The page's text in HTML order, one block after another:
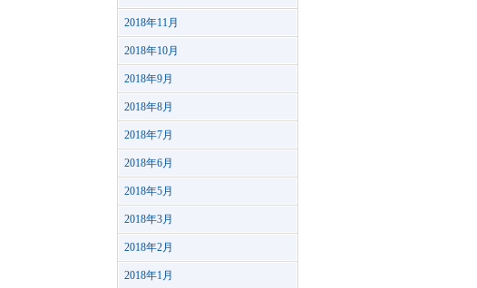
2018年11月
2018年10月
2018年9月
2018年8月
2018年7月
2018年6月
2018年5月
2018年3月
2018年2月
2018年1月